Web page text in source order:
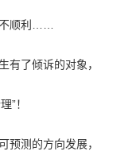
顺利……
有了倾诉的对象，
测的方向发展，